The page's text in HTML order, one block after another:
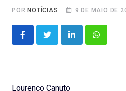
PORNOTÍCIAS 9 DE MAIO DE
LinkedInWhatsapp
Lourenço Canuto